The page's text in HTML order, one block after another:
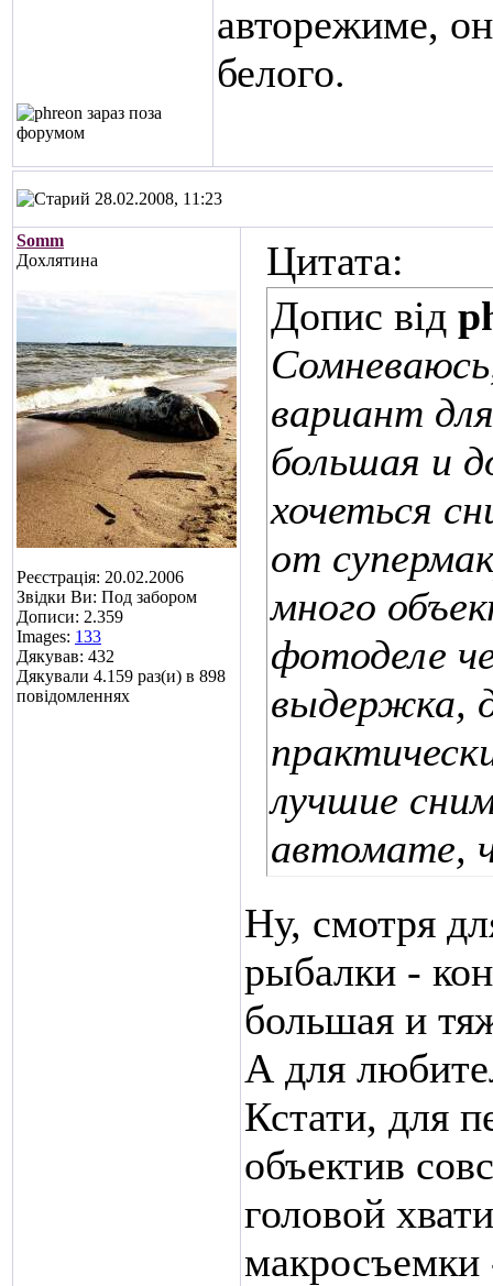
авторежиме,
белого.
28.02.2008, 11:23
Somm
Дохлятина
Реєстрація: 20.02.2006
Звідки Ви: Под забором
Дописи: 2.359
Images: 133
Дякував: 432
Дякували 4.159 раз(и) в 898
повідомленнях
Цитата:
Допис від
вариант
большая и
хочеться
от
много
фотоделе
выдержка,
лучшие
автомате,
Ну, смотря
рыбалки -
большая и
А для
Кстати, для
объектив
головой